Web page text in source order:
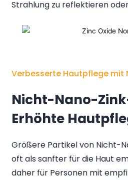
Strahlung zu reflektieren
Verbesserte Hautpflege mit
Nicht-Nano-
Erhöhte
Größere Partikel von Nicht-
oft als sanfter für die Haut
daher für Personen mit